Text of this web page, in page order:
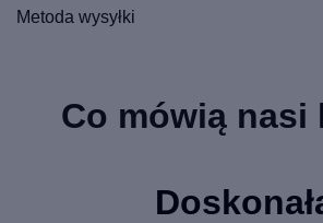
Metoda wysyłki
Co mówią nasi